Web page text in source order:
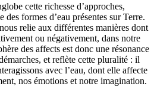
cette richesse d’approches,
des formes d’eau présentes sur Terre.
relie aux différentes manières dont
ou négativement, dans notre
des affects est donc une résonance
et reflète cette pluralité : il
avec l’eau, dont elle affecte
nos émotions et notre imagination.